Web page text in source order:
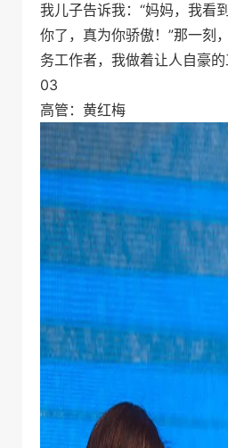
我儿子告诉我：“妈妈，我看
你了，真为你骄傲！”那一刻
务工作者，我做着让人自豪的
03
高管：黄红梅